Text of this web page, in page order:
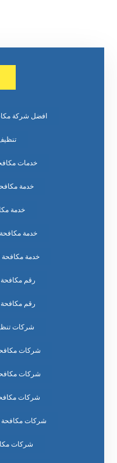
افضل شركة
خدمات
خدمة
خدمة
خدمة
خدمة مكافحة
رقم
رقم
شركات
شركات
شركات
شركات
شركات
شركات